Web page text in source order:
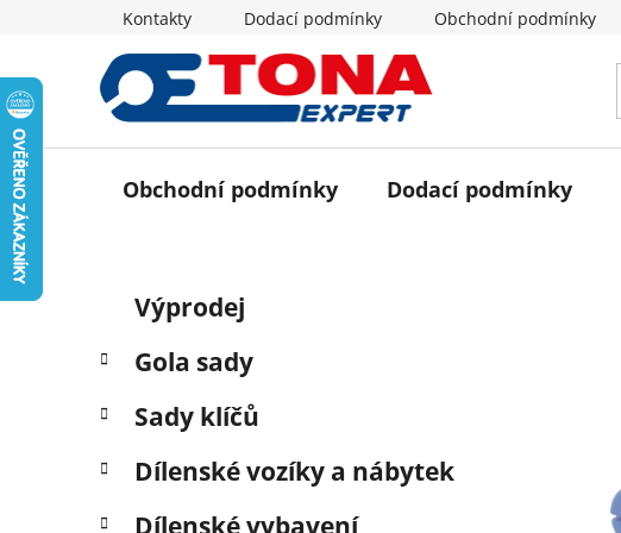
Kontakty Dodací podmínky Obchodní podmínky
Obchodní podmínky Dodací podmínky
s
r
n
n
Přeskočit
kategorie
e
o
i
Výprodej
Gola sady
Sady klíčů
Dílenské vozíky a nábytek
Dílenské vybavení